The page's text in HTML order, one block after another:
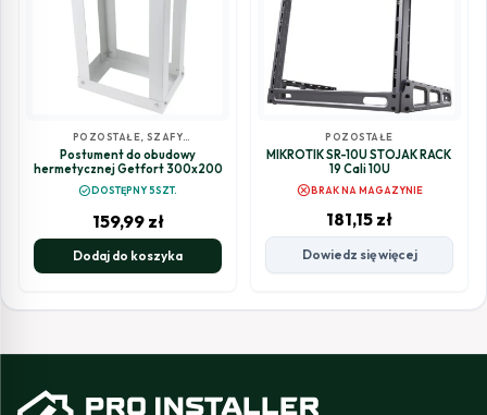
POZOSTAŁE, SZAFY
MULTIMEDIALNE,
TELETECHNICZNE
Postument do obudowy
hermetycznej Getfort 300x200
check_circleDOSTĘPNY 5SZT.
159,99 zł
Dodaj do koszyka
POZOSTAŁE
MIKROTIK SR-10U STOJAK RACK
19 Cali 10U
cancelBRAK NA MAGAZYNIE
181,15 zł
Dowiedz się więcej